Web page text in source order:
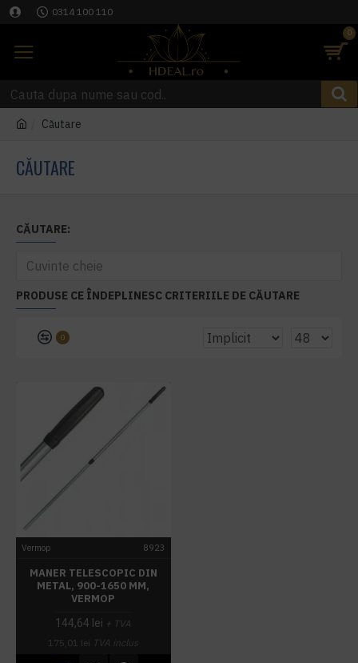
0314 100 110
0
Căutare
CĂUTARE
CĂUTARE:
PRODUSE CE ÎNDEPLINESC CRITERIILE DE CĂUTARE
0
Vermop 8923
MANER TELESCOPIC DIN
METAL, 900-1650 MM,
VERMOP
144,64 lei + TVA
175,01 lei TVA inclus